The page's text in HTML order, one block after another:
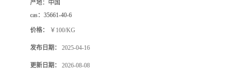
产地： 中国
cas： 35661-40-6
价格： ￥100/KG
发布日期： 2025-04-16
更新日期： 2026-08-08